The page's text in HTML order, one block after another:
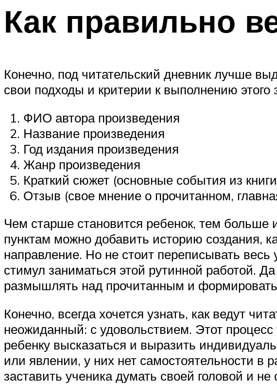
Как правильно
Конечно, под читательский дневник лучше
свои подходы и критерии к выполнению
ФИО автора произведения
Название произведения
Год издания произведения
Жанр произведения
Краткий сюжет (основные события из
Отзыв (свое мнение о прочитанном,
Чем старше становится ребенок, тем больше
пунктам можно добавить историю создания,
направление. Но не стоит переписывать
стимул заниматься этой рутинной работой.
размышлять над прочитанным и
Конечно, всегда хочется узнать, как ведут
неожиданный: с удовольствием. Этот
ребенку высказаться и выразить
или явлении, у них нет самостоятельности
заставить ученика думать своей головой и